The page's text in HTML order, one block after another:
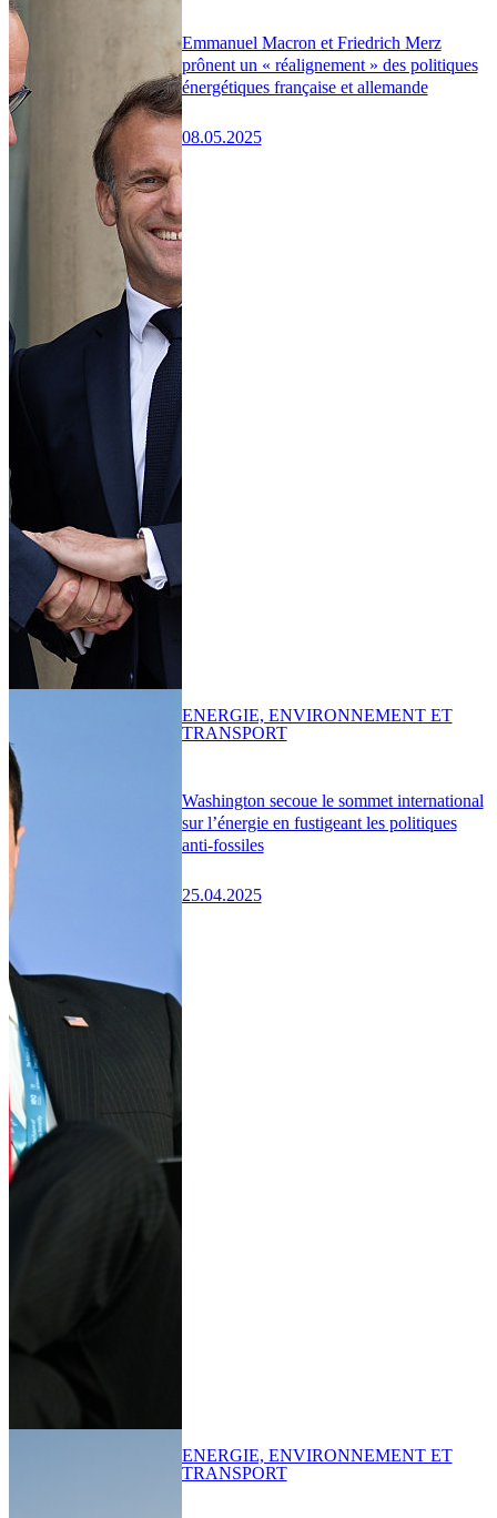
Emmanuel Macron et Friedrich Merz
prônent un « réalignement » des politiques
énergétiques française et allemande
08.05.2025
Washington secoue le sommet international
sur l’énergie en fustigeant les politiques
anti-fossiles
25.04.2025
ENERGIE, ENVIRONNEMENT ET
TRANSPORT
ENERGIE, ENVIRONNEMENT ET
TRANSPORT